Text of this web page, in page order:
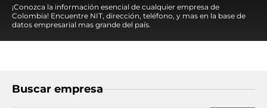
¡Conozca la información esencial de cualquier empresa de
Colombia! Encuentre NIT, dirección, teléfono, y mas en la base de
datos empresarial mas grande del país.
Buscar empresa